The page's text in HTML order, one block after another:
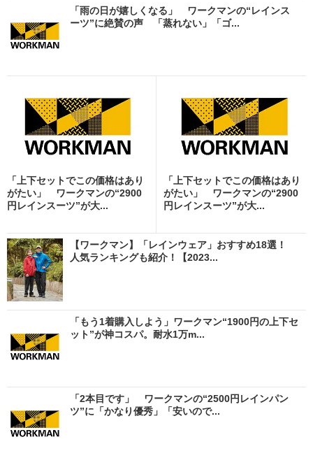
「雨の日が嬉しくなる」 ワークマンの“レインス
ーツ”に絶賛の声 「蒸れない」「ゴ...
「上下セットでこの価格はあり
がたい」 ワークマンの“2900
円レインスーツ”が大...
「上下セットでこの価格はあり
がたい」 ワークマンの“2900
円レインスーツ”が大...
【ワークマン】「レインウェア」おすすめ18選！
人気ランキングも紹介！【2023...
「もう1着購入しよう」ワークマン“1900円の上下セ
ット”が神コスパ。耐水1万m...
「2本目です」 ワークマンの“2500円レインパン
ツ”に「かなり優秀」「安いので...